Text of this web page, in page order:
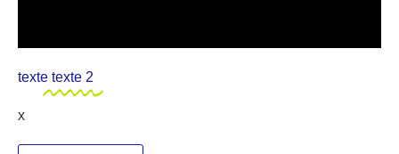
texte texte 2
x